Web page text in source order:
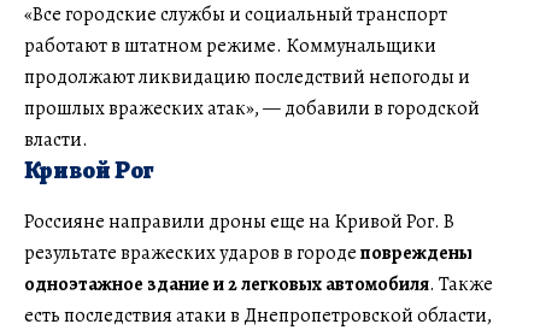
«Все городские службы и социальный транспорт
работают в штатном режиме. Коммунальщики
продолжают ликвидацию последствий непогоды и
прошлых вражеских атак», — добавили в городской
власти.
Кривой Рог
Россияне направили дроны еще на Кривой Рог. В
результате вражеских ударов в городеповреждены
одноэтажное здание и 2 легковых автомобиля. Также
есть последствия атаки в Днепропетровской области,